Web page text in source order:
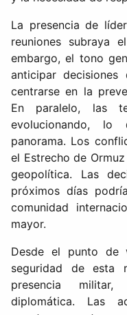
La presencia de
reuniones subraya
embargo, el tono
anticipar decisiones
centrarse en la
En paralelo, las
evolucionando, lo
panorama. Los
el Estrecho de
geopolítica. Las
próximos días
comunidad
mayor.
Desde el punto de
seguridad de esta
presencia
diplomática. Las